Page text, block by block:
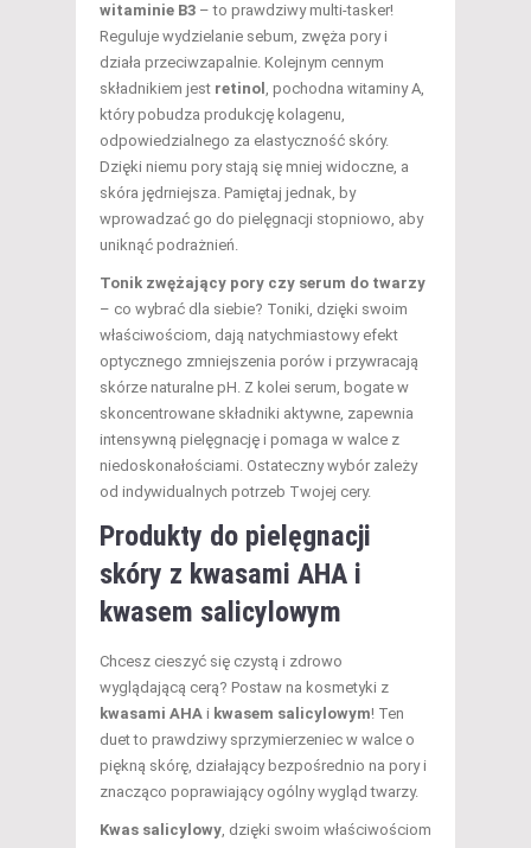
witaminie B3 – to prawdziwy multi-tasker!
Reguluje wydzielanie sebum, zwęża pory i
działa przeciwzapalnie. Kolejnym cennym
składnikiem jest retinol , pochodna witaminy A,
który pobudza produkcję kolagenu,
odpowiedzialnego za elastyczność skóry.
Dzięki niemu pory stają się mniej widoczne, a
skóra jędrniejsza. Pamiętaj jednak, by
wprowadzać go do pielęgnacji stopniowo, aby
uniknąć podrażnień.
Tonik zwężający pory czy serum do twarzy
– co wybrać dla siebie? Toniki, dzięki swoim
właściwościom, dają natychmiastowy efekt
optycznego zmniejszenia porów i przywracają
skórze naturalne pH. Z kolei serum, bogate w
skoncentrowane składniki aktywne, zapewnia
intensywną pielęgnację i pomaga w walce z
niedoskonałościami. Ostateczny wybór zależy
od indywidualnych potrzeb Twojej cery.
Produkty do pielęgnacji
skóry z kwasami AHA i
kwasem salicylowym
Chcesz cieszyć się czystą i zdrowo
wyglądającą cerą? Postaw na kosmetyki z
kwasami AHA i kwasem salicylowym! Ten
duet to prawdziwy sprzymierzeniec w walce o
piękną skórę, działający bezpośrednio na pory i
znacząco poprawiający ogólny wygląd twarzy.
Kwas salicylowy, dzięki swoim właściwościom